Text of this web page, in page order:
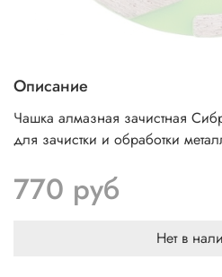
Описание
Чашка алмазная зачистная
для зачистки и обработки
770 руб
Нет в